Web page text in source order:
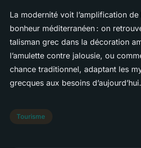
La modernité voit l’amplification de
bonheur méditerranéen : on
talisman grec dans la décoration
l’amulette contre jalousie, ou
chance traditionnel, adaptant les
grecques aux besoins d’aujourd’hui.
Tourisme